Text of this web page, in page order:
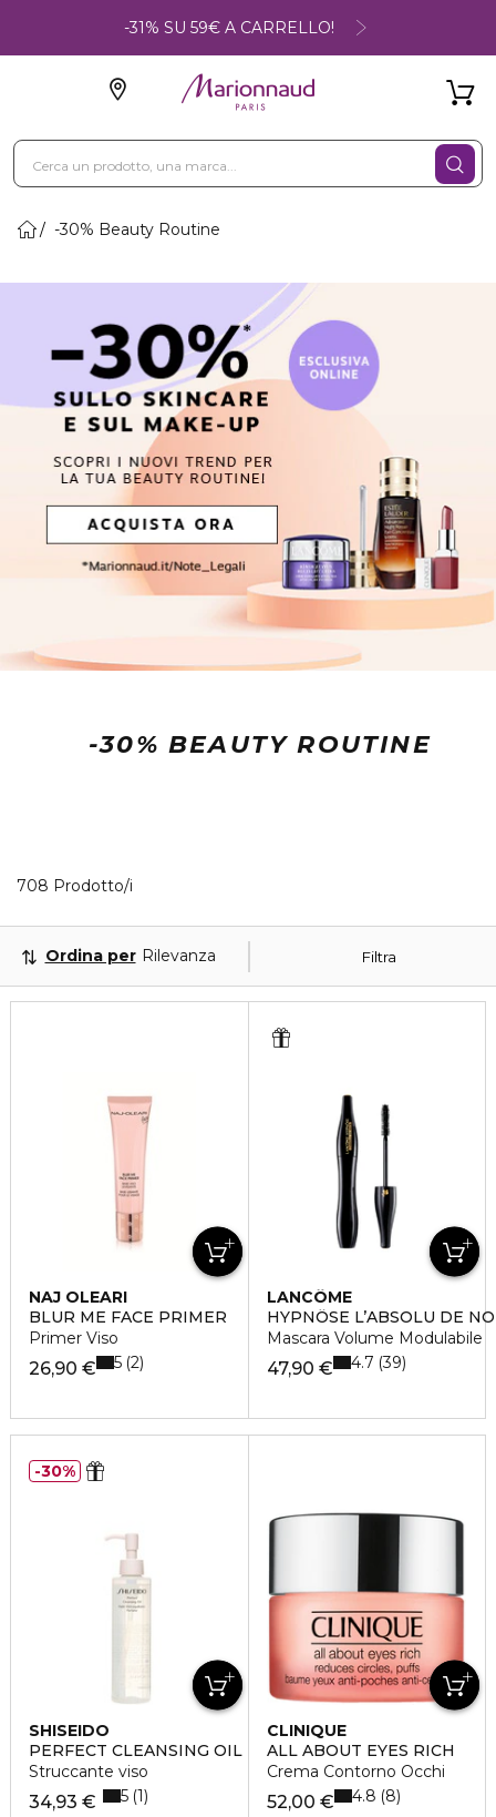
-31% SU 59€ A CARRELLO!
-30% Beauty Routine
-30% BEAUTY ROUTINE
708 Prodotto/i
Filtra
Ordina per Rilevanza
NAJ OLEARI
BLUR ME FACE PRIMER
Primer Viso
26,90 € 5 2
LANCÔME
HYPNÔSE L’ABSOLU DE
Mascara Volume Modulabile
47,90 € 4.7 39
SHISEIDO
PERFECT CLEANSING OIL
Struccante viso
34,93 €
5 1
30%
CLINIQUE
ALL ABOUT EYES RICH
Crema Contorno Occhi
52,00 € 4.8 8